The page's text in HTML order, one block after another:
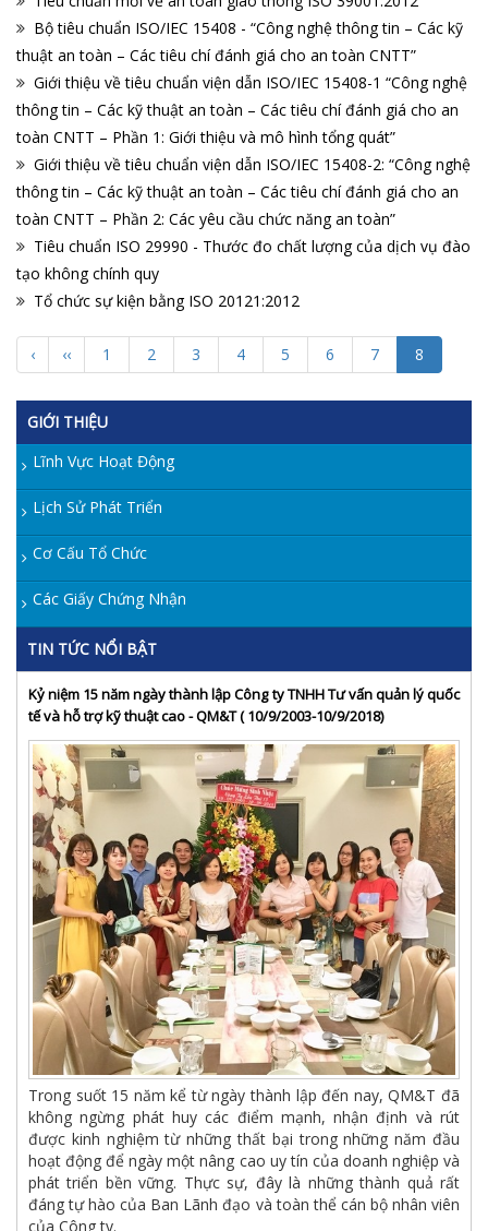
Bộ tiêu chuẩn ISO/IEC 15408 - “Công nghệ thông tin – Các kỹ
thuật an toàn – Các tiêu chí đánh giá cho an toàn CNTT”
Giới thiệu về tiêu chuẩn viện dẫn ISO/IEC 15408-1 “Công nghệ
thông tin – Các kỹ thuật an toàn – Các tiêu chí đánh giá cho an
toàn CNTT – Phần 1: Giới thiệu và mô hình tổng quát”
Giới thiệu về tiêu chuẩn viện dẫn ISO/IEC 15408-2: “Công nghệ
thông tin – Các kỹ thuật an toàn – Các tiêu chí đánh giá cho an
toàn CNTT – Phần 2: Các yêu cầu chức năng an toàn”
Tiêu chuẩn ISO 29990 - Thước đo chất lượng của dịch vụ đào
tạo không chính quy
Tổ chức sự kiện bằng ISO 20121:2012
‹ ‹‹ 1 2 3 4 5 6 7 8
GIỚI THIỆU
Lĩnh Vực Hoạt Động
Lịch Sử Phát Triển
Cơ Cấu Tổ Chức
Các Giấy Chứng Nhận
TIN TỨC NỔI BẬT
Kỷ niệm 15 năm ngày thành lập Công ty TNHH Tư vấn quản lý quốc
tế và hỗ trợ kỹ thuật cao - QM&T ( 10/9/2003-10/9/2018)
Trong suốt 15 năm kể từ ngày thành lập đến nay, QM&T đã
không ngừng phát huy các điểm mạnh, nhận định và rút
được kinh nghiệm từ những thất bại trong những năm đầu
hoạt động để ngày một nâng cao uy tín của doanh nghiệp và
phát triển bền vững. Thực sự, đây là những thành quả rất
đáng tự hào của Ban Lãnh đạo và toàn thể cán bộ nhân viên
của Công ty.